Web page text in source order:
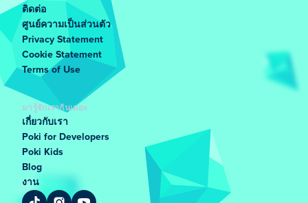
ติดต่อ
ศูนย์ความเป็นส่วนตัว
Privacy Statement
Cookie Statement
Terms of Use
มารู้จักเรากันเถอะ
เกี่ยวกับเรา
Poki for Developers
Poki Kids
Blog
งาน